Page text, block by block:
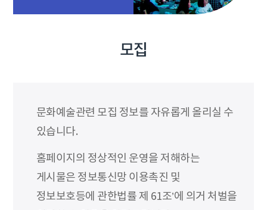
모집
문화예술관련 모집 정보를 자유롭게 올리실 수
있습니다.
홈페이지의 정상적인 운영을 저해하는
게시물은 정보통신망 이용촉진 및
정보보호등에 관한법률 제 61조’에 의거 처벌을